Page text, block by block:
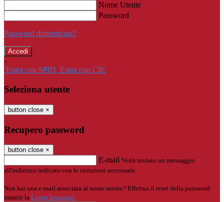
Nome Utente
Password
Password dimenticata?
-
Entra con SPID Entra con CIE
Seleziona utente
button close ×
Recupero password
button close ×
E-mail Verrà inviato un messaggio
all'indirizzo indicato con le istruzioni necessarie.
Non hai una e-mail associata al nome utente? Effettua il reset della password
tramite la Login Spaggiari